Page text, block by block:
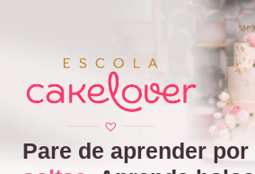
Pare de aprender por